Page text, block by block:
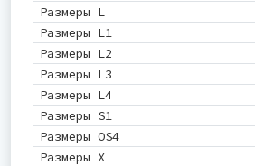
Размеры L
Размеры L1
Размеры L2
Размеры L3
Размеры L4
Размеры S1
Размеры OS4
Размеры X